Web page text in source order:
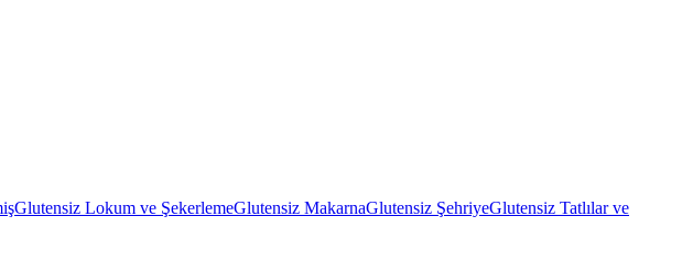
Glutensiz Lokum ve ŞekerlemeGlutensiz MakarnaGlutensiz ŞehriyeGlutensiz Tatlılar ve